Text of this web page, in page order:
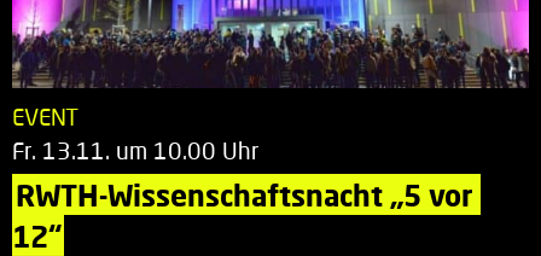
EVENT
Fr. 13.11. um 10.00 Uhr
RWTH-Wissenschaftsnacht „5 vor
12“